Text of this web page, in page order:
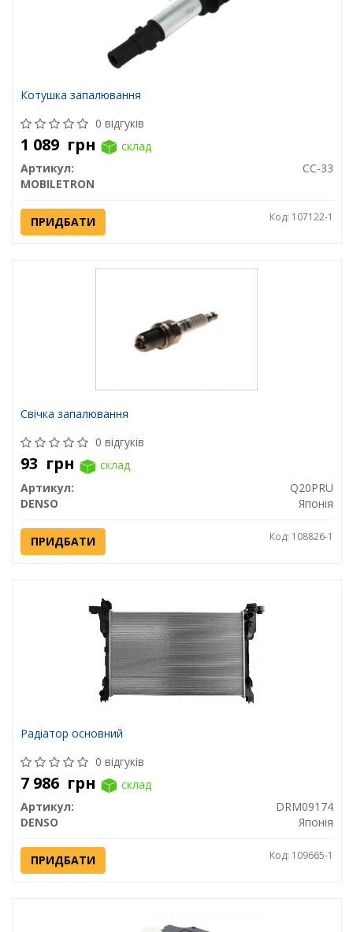
Котушка запалювання
0 відгуків
1 089 грн
склад
Артикул:
CC-33
MOBILETRON
ПРИДБАТИ Код: 107122-1
Свічка запалювання
0 відгуків
93 грн
склад
Артикул:
Q20PRU
DENSO
Японія
ПРИДБАТИ Код: 108826-1
Радіатор основний
0 відгуків
7 986 грн
склад
Артикул:
DRM09174
DENSO
Японія
ПРИДБАТИ Код: 109665-1